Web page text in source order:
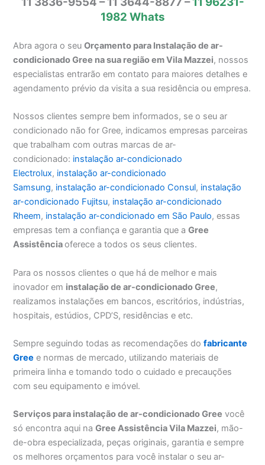
1982 Whats
Abra agora o seuOrçamento para Instalação de ar-
condicionado Gree na sua região em Vila Mazzei, nossos
especialistas entrarão em contato para maiores detalhes e
agendamento prévio da visita a sua residência ou empresa.
Nossos clientes sempre bem informados, se o seu ar
condicionado não for Gree, indicamos empresas parceiras
que trabalham com outras marcas de ar-
condicionado: instalação ar-condicionado
Electrolux, instalação ar-condicionado
Samsung, instalação ar-condicionado Consul, instalação
ar-condicionado Fujitsu, instalação ar-condicionado
Rheem, instalação ar-condicionado em São Paulo, essas
empresas tem a confiança e garantia que aGree
Assistênciaoferece a todos os seus clientes.
Para os nossos clientes o que há de melhor e mais
inovador em instalação de ar-condicionado Gree,
realizamos instalações em bancos, escritórios, indústrias,
hospitais, estúdios, CPD’S, residências e etc.
Sempre seguindo todas as recomendações dofabricante
Gree e normas de mercado, utilizando materiais de
primeira linha e tomando todo o cuidado e precauções
com seu equipamento e imóvel.
Serviços para instalação de ar-condicionado Gree você
só encontra aqui naGree Assistência Vila Mazzei, mão-
de-obra especializada, peças originais, garantia e sempre
os melhores orçamentos para você instalar o seu ar-